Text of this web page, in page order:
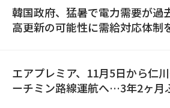
韓国政府、猛暑で電力需要が過
高更新の可能性に需給対応体制
エアプレミア、11月5日から仁
ーチミン路線運航へ…3年2ヶ月